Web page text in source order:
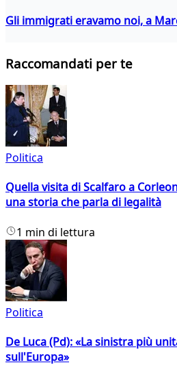
Gli immigrati eravamo noi, a
Raccomandati per te
Politica
Quella visita di Scalfaro a
una storia che parla di legalità
1 min di lettura
Politica
De Luca (Pd): «La sinistra più
sull'Europa»